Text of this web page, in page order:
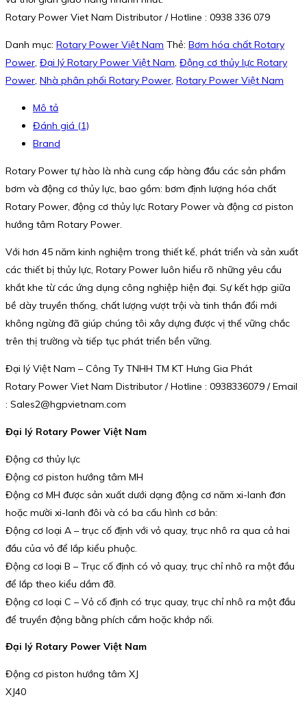
Rotary Power Viet Nam Distributor / Hotline : 0938 336 079
Danh mục: Rotary Power Việt Nam Thẻ: Bơm hóa chất Rotary
Power, Đại lý Rotary Power Việt Nam, Động cơ thủy lực Rotary
Power, Nhà phân phối Rotary Power, Rotary Power Việt Nam
Mô tả
Đánh giá (1)
Brand
Rotary Power tự hào là nhà cung cấp hàng đầu các sản phẩm
bơm và động cơ thủy lực, bao gồm: bơm định lượng hóa chất
Rotary Power, động cơ thủy lực Rotary Power và động cơ piston
hướng tâm Rotary Power.
Với hơn 45 năm kinh nghiệm trong thiết kế, phát triển và sản xuất
các thiết bị thủy lực, Rotary Power luôn hiểu rõ những yêu cầu
khắt khe từ các ứng dụng công nghiệp hiện đại. Sự kết hợp giữa
bề dày truyền thống, chất lượng vượt trội và tinh thần đổi mới
không ngừng đã giúp chúng tôi xây dựng được vị thế vững chắc
trên thị trường và tiếp tục phát triển bền vững.
Đại lý Việt Nam – Công Ty TNHH TM KT Hưng Gia Phát
Rotary Power Viet Nam Distributor / Hotline : 0938336079 / Email
: Sales2@hgpvietnam.com
Đại lý Rotary Power Việt Nam
Động cơ thủy lực
Động cơ piston hướng tâm MH
Động cơ MH được sản xuất dưới dạng động cơ năm xi-lanh đơn
hoặc mười xi-lanh đôi và có ba cấu hình cơ bản:
Động cơ loại A – trục cố định với vỏ quay, trục nhô ra qua cả hai
đầu của vỏ để lắp kiểu phuộc.
Động cơ loại B – Trục cố định có vỏ quay, trục chỉ nhô ra một đầu
để lắp theo kiểu dầm đỡ.
Động cơ loại C – Vỏ cố định có trục quay, trục chỉ nhô ra một đầu
để truyền động bằng phích cắm hoặc khớp nối.
Đại lý Rotary Power Việt Nam
Động cơ piston hướng tâm XJ
XJ40